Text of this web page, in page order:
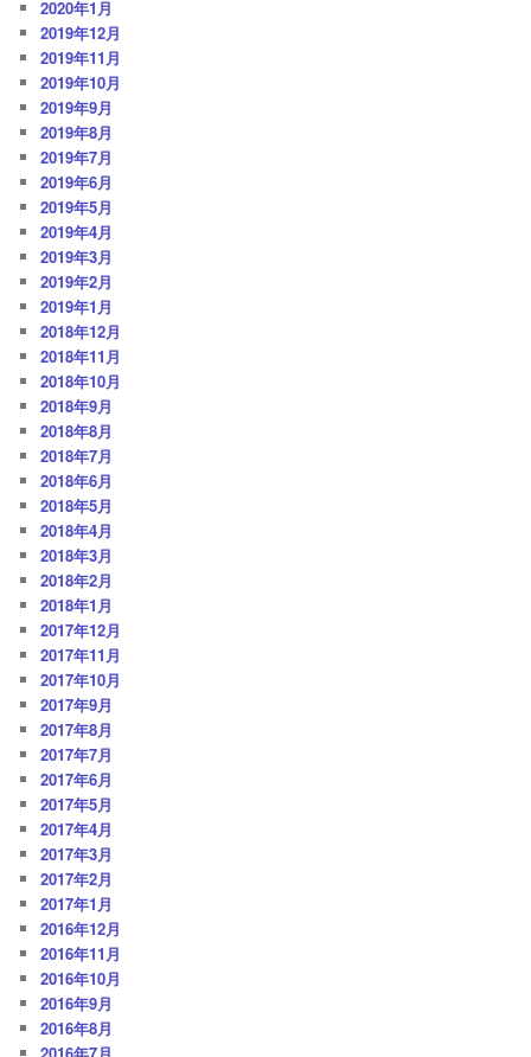
2020年1月
2019年12月
2019年11月
2019年10月
2019年9月
2019年8月
2019年7月
2019年6月
2019年5月
2019年4月
2019年3月
2019年2月
2019年1月
2018年12月
2018年11月
2018年10月
2018年9月
2018年8月
2018年7月
2018年6月
2018年5月
2018年4月
2018年3月
2018年2月
2018年1月
2017年12月
2017年11月
2017年10月
2017年9月
2017年8月
2017年7月
2017年6月
2017年5月
2017年4月
2017年3月
2017年2月
2017年1月
2016年12月
2016年11月
2016年10月
2016年9月
2016年8月